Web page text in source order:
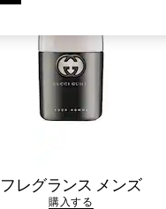
フレグランス メンズ
購入する